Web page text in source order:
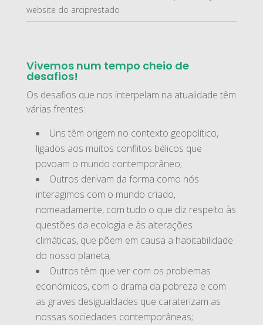
website do arciprestado
Vivemos num tempo cheio de
desafios!
Os desafios que nos interpelam na atualidade têm
várias frentes:
Uns têm origem no contexto geopolítico,
ligados aos muitos conflitos bélicos que
povoam o mundo contemporâneo;
Outros derivam da forma como nós
interagimos com o mundo criado,
nomeadamente, com tudo o que diz respeito às
questões da ecologia e às alterações
climáticas, que põem em causa a habitabilidade
do nosso planeta;
Outros têm que ver com os problemas
económicos, com o drama da pobreza e com
as graves desigualdades que caraterizam as
nossas sociedades contemporâneas;